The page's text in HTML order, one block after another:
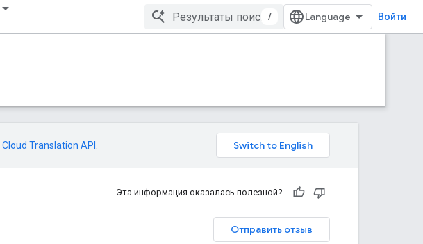
/ Войти
Cloud Translation API
Эта информация оказалась полезной?
Отправить отзыв